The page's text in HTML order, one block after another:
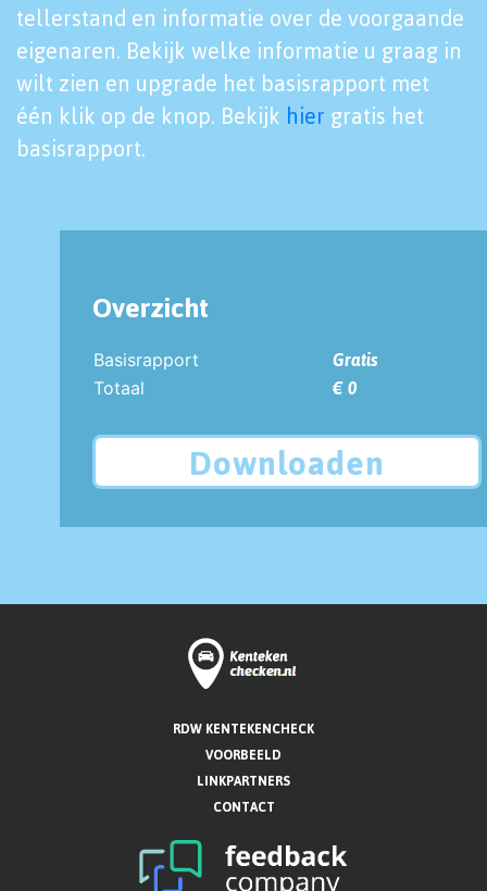
tellerstand en informatie over de voorgaande
eigenaren. Bekijk welke informatie u graag in
wilt zien en upgrade het basisrapport met
één klik op de knop. Bekijk hier gratis het
basisrapport.
Overzicht
Basisrapport
Gratis
Totaal
€ 0
Downloaden
RDW KENTEKENCHECK
VOORBEELD
LINKPARTNERS
CONTACT